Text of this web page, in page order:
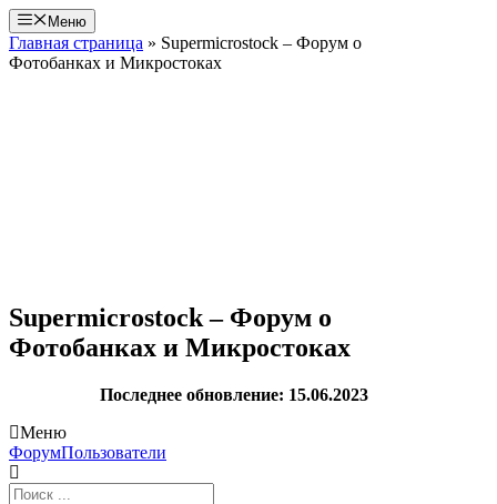
Перейти
к
содержимому
Меню
Главная страница » Supermicrostock – Форум о
Фотобанках и Микростоках
Supermicrostock – Форум о
Фотобанках и Микростоках
Последнее обновление: 15.06.2023
Меню
Навигация
Форума
ФорумПользователи